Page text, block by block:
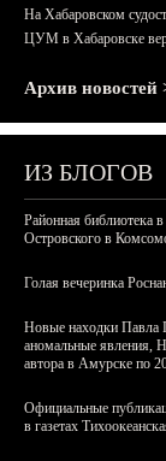
На Хабаровском
ЦУМ в Хабаровске
Архив новостей
ИЗ БЛОГОВ
Районная библиотека
Островского в
Голая вечеринка
Новые находки Павла
аномальные явления,
автора в Амурске по
Официальные
в газетах